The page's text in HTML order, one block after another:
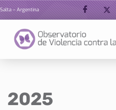
contenido
Salta – Argentina
2025